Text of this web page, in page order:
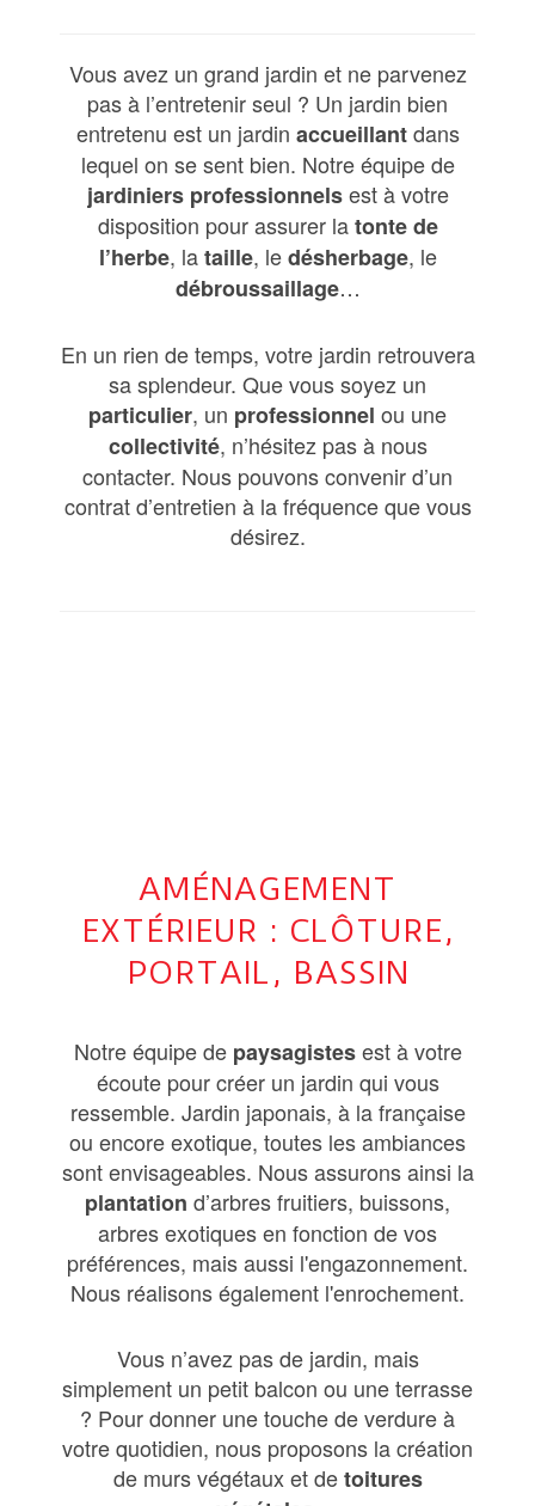
Vous avez un grand jardin et ne parvenez
pas à l’entretenir seul ? Un jardin bien
entretenu est un jardin accueillantdans
lequel on se sent bien. Notre équipe de
jardiniers professionnelsest à votre
disposition pour assurer latonte de
l’herbe, lataille, ledésherbage, le
débroussaillage…
En un rien de temps, votre jardin retrouvera
sa splendeur. Que vous soyez un
particulier, un professionnel ou une
collectivité, n’hésitez pas à nous
contacter. Nous pouvons convenir d’un
contrat d’entretien à la fréquence que vous
désirez.
AMÉNAGEMENT
EXTÉRIEUR : CLÔTURE,
PORTAIL, BASSIN
Notre équipe de paysagistesest à votre
écoute pour créer un jardin qui vous
ressemble. Jardin japonais, à la française
ou encore exotique, toutes les ambiances
sont envisageables. Nous assurons ainsi la
plantation d’arbres fruitiers, buissons,
arbres exotiques en fonction de vos
préférences, mais aussi l'engazonnement.
Nous réalisons également l'enrochement.
Vous n’avez pas de jardin, mais
simplement un petit balcon ou une terrasse
? Pour donner une touche de verdure à
votre quotidien, nous proposons la création
de murs végétaux et detoitures